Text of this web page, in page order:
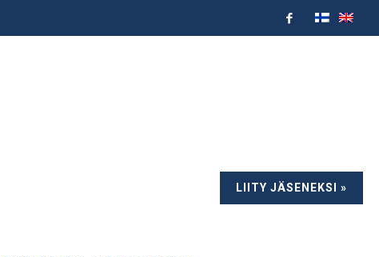
LIITY JÄSENEKSI »